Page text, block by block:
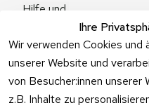
Ihre
Wir verwenden Cookies und
unserer Website und
von Besucher:innen
z.B. Inhalte zu
Hilfe und
Fragen